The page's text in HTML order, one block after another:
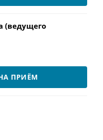
(ведущего
ПРИЁМ